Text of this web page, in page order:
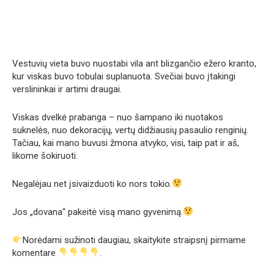
Vestuvių vieta buvo nuostabi vila ant blizgančio ežero kranto,
kur viskas buvo tobulai suplanuota. Svečiai buvo įtakingi
verslininkai ir artimi draugai.
Viskas dvelkė prabanga – nuo šampano iki nuotakos
suknelės, nuo dekoracijų, vertų didžiausių pasaulio renginių.
Tačiau, kai mano buvusi žmona atvyko, visi, taip pat ir aš,
likome šokiruoti.
Negalėjau net įsivaizduoti ko nors tokio.
Jos „dovana“ pakeitė visą mano gyvenimą.
Norėdami sužinoti daugiau, skaitykite straipsnį pirmame
komentare
.